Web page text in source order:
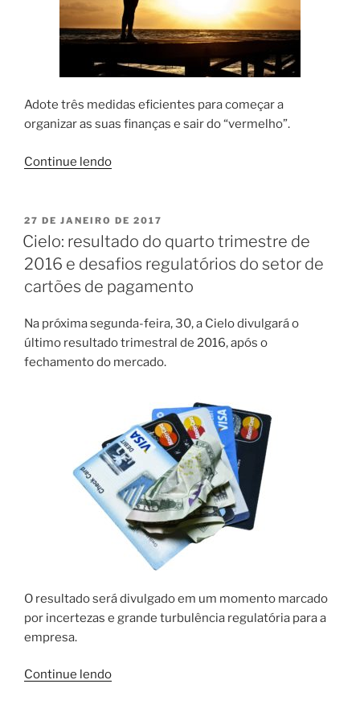
Adote três medidas eficientes para começar a
organizar as suas finanças e sair do “vermelho”.
Continue lendo“Adote
para
se
livrar
rapidamente
das
dívidas
PUBLICADO
EM
27 DE JANEIRO DE 2017
Cielo: resultado do quarto trimestre de
2016 e desafios regulatórios do setor de
cartões de pagamento
Na próxima segunda-feira, 30, a Cielo divulgará o
último resultado trimestral de 2016, após o
fechamento do mercado.
O resultado será divulgado em um momento marcado
por incertezas e grande turbulência regulatória para a
empresa.
Continue lendo“Cielo: